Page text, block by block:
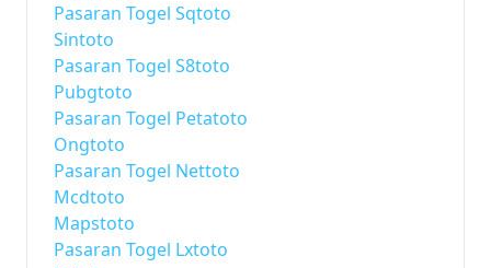
Pasaran Togel Sqtoto
Sintoto
Pasaran Togel S8toto
Pubgtoto
Pasaran Togel Petatoto
Ongtoto
Pasaran Togel Nettoto
Mcdtoto
Mapstoto
Pasaran Togel Lxtoto